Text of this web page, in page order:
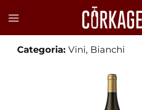
Categoria: Vini, Bianchi